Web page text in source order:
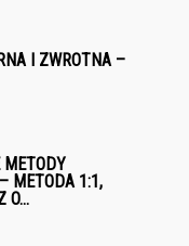
I ZWROTNA –
METODA 1:1,
O...